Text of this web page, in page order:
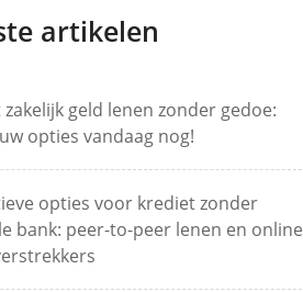
artikelen
geld lenen zonder gedoe:
opties vandaag nog!
opties voor krediet zonder
bank: peer-to-peer lenen en online